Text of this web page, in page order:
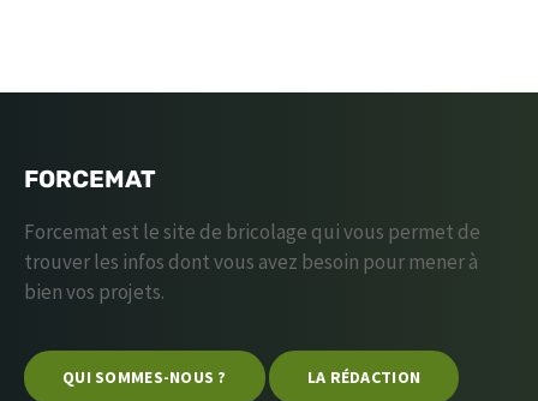
FORCEMAT
Forcemat est le site de bricolage qui vous permet de
trouver les infos dont vous avez besoin pour mener à
bien vos projets.
QUI SOMMES-NOUS ? LA RÉDACTION